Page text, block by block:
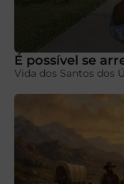
É possível se
Vida dos Santos dos